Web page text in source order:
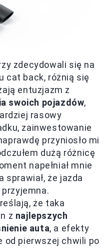
zdecydowali się na
cat back, różnią się
entuzjazm z
swoich pojazdów,
rasowy
zainwestowanie
przyniosło mi
dużą różnicę
napełniał mnie
sprawiał, że jazda
że taka
z najlepszych
auta, a efekty
od pierwszej chwili po